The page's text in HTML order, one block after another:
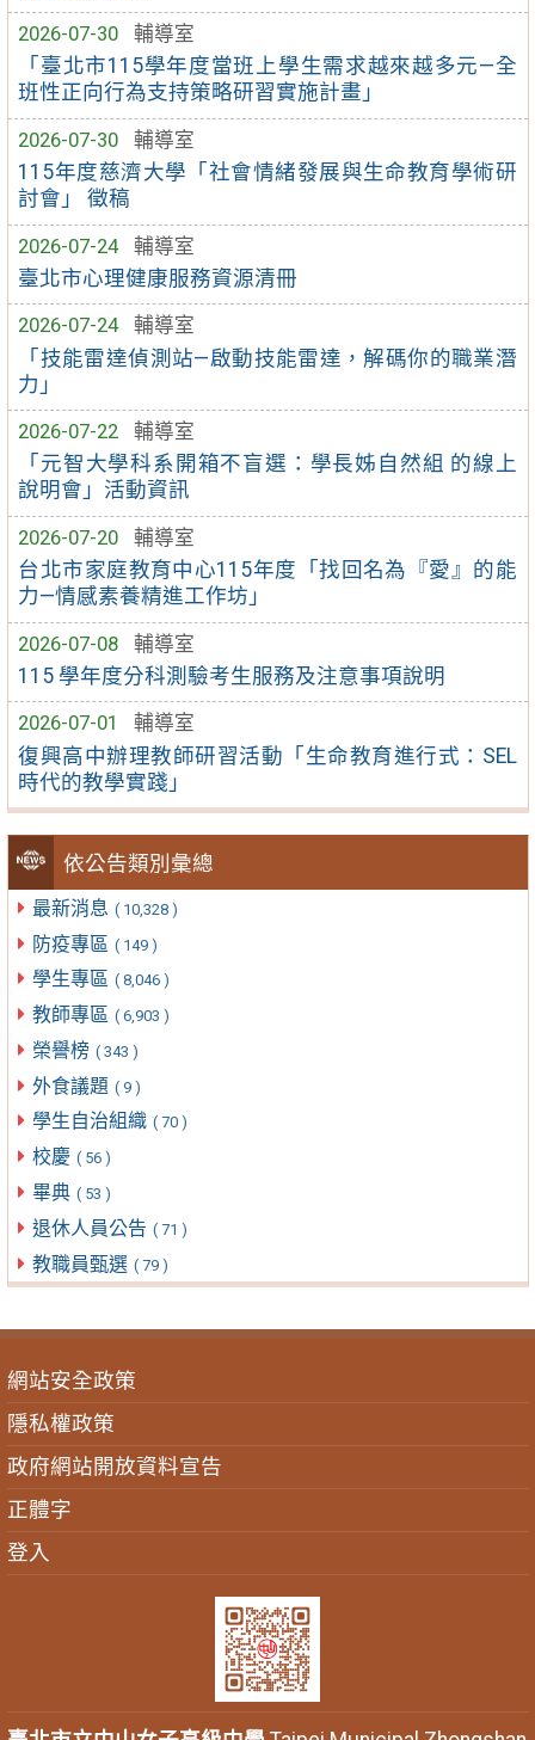
2026-07-30
輔導室
「臺北市115學年度當班上學生需求越來越多元—全
班性正向行為支持策略研習實施計畫」
2026-07-30
輔導室
115年度慈濟大學「社會情緒發展與生命教育學術研
討會」 徵稿
2026-07-24
輔導室
臺北市心理健康服務資源清冊
2026-07-24
輔導室
「技能雷達偵測站—啟動技能雷達，解碼你的職業潛
力」
2026-07-22
輔導室
「元智大學科系開箱不盲選：學長姊自然組 的線上
說明會」活動資訊
2026-07-20
輔導室
台北市家庭教育中心115年度「找回名為『愛』的能
力—情感素養精進工作坊」
2026-07-08
輔導室
115 學年度分科測驗考生服務及注意事項說明
2026-07-01
輔導室
復興高中辦理教師研習活動「生命教育進行式：SEL
時代的教學實踐」
依公告類別彙總
最新消息 ( 10,328 )
防疫專區 ( 149 )
學生專區 ( 8,046 )
教師專區 ( 6,903 )
榮譽榜 ( 343 )
外食議題 ( 9 )
學生自治組織 ( 70 )
校慶 ( 56 )
畢典 ( 53 )
退休人員公告 ( 71 )
教職員甄選 ( 79 )
網站安全政策
隱私權政策
政府網站開放資料宣告
正體字
登入